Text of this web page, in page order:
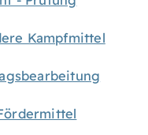
Kampfmittel